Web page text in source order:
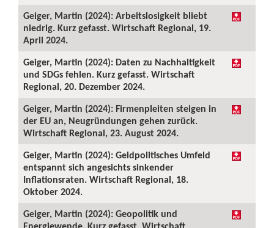
Geiger, Martin (2024): Arbeitslosigkeit bliebt
niedrig. Kurz gefasst. Wirtschaft Regional, 19.
April 2024.
Geiger, Martin (2024): Daten zu Nachhaltigkeit
und SDGs fehlen. Kurz gefasst. Wirtschaft
Regional, 20. Dezember 2024.
Geiger, Martin (2024): Firmenpleiten steigen in
der EU an, Neugründungen gehen zurück.
Wirtschaft Regional, 23. August 2024.
Geiger, Martin (2024): Geldpolitisches Umfeld
entspannt sich angesichts sinkender
Inflationsraten. Wirtschaft Regional, 18.
Oktober 2024.
Geiger, Martin (2024): Geopolitik und